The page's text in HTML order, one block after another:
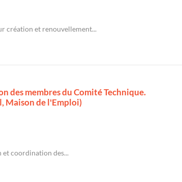
création et renouvellement...
des membres du Comité Technique.
Maison de l'Emploi)
coordination des...